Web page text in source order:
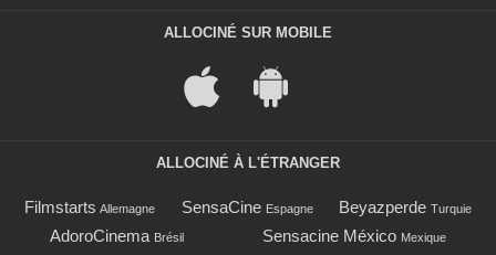
ALLOCINÉ SUR MOBILE
ALLOCINÉ À L'ÉTRANGER
Filmstarts Allemagne SensaCine Espagne Beyazperde Turquie
AdoroCinema Brésil Sensacine México Mexique